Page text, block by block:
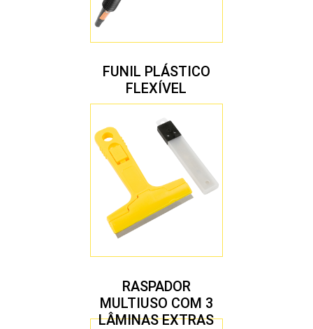
FUNIL PLÁSTICO
FLEXÍVEL
RASPADOR
MULTIUSO COM 3
LÂMINAS EXTRAS